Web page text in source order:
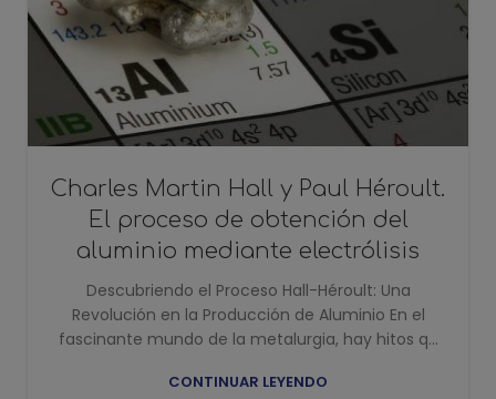
Charles Martin Hall y Paul Héroult.
El proceso de obtención del
aluminio mediante electrólisis
Descubriendo el Proceso Hall-Héroult: Una
Revolución en la Producción de Aluminio En el
fascinante mundo de la metalurgia, hay hitos q...
CONTINUAR LEYENDO